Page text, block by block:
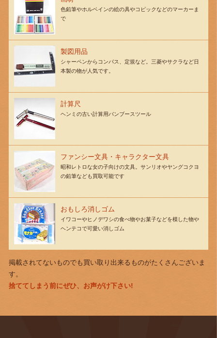
色鉛筆やホルベインの絵の具やコピックなどのマーカーま
で
製図用品
シャーペンからコンパス、定規など。三菱やサクラなど日
本製の物が人気です。
計算尺
ヘンミの古い計算用バンブースツール
ファンシー文具・キャラクター文具
昭和レトロな女の子向けの文具。サンリオやヤングコクヨ
の鉛筆なども買取可能です
おもしろ消しゴム
イワコーやヒノデワシの食べ物やお菓子などを模した物や
ヘンテコで可愛い消しゴム
掲載されてないものでも買い取り出来るものがたくさんございま
す。
捨ててしまう前にぜひ、お声がけ下さい!